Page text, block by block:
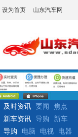
设为首页 山东汽车网
及时资讯 要闻
焦点
新车资讯
导购 新车
导购
电脑 电视
电器